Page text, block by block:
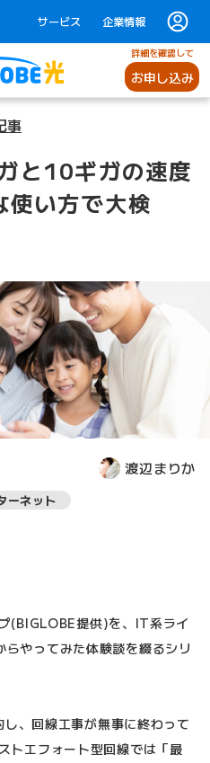
サービス 企業情報
詳細を確認して
お申し込み
事
と10ギガの速度
使い方で大検
渡辺まりか
ーネット
(BIGLOBE提供)を、IT系ライ
やってみた体験談を綴るシリ
、回線工事が無事に終わって
トエフォート型回線では「最